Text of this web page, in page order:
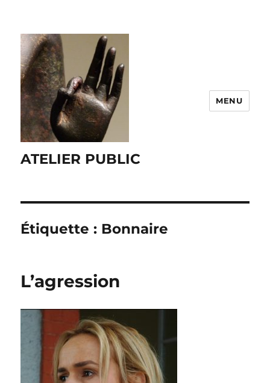
ATELIER PUBLIC
MENU
Étiquette : Bonnaire
L’agression